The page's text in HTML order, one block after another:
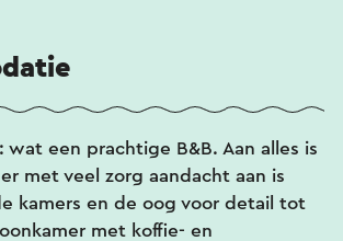
wordt omschreven als
bezoekers geven extreem
een 9,8) voor de schoonmaak en
de bedden.
wat een prachtige B&B. Aan alles is
met veel zorg aandacht aan is
kamers en de oog voor detail tot
met koffie- en